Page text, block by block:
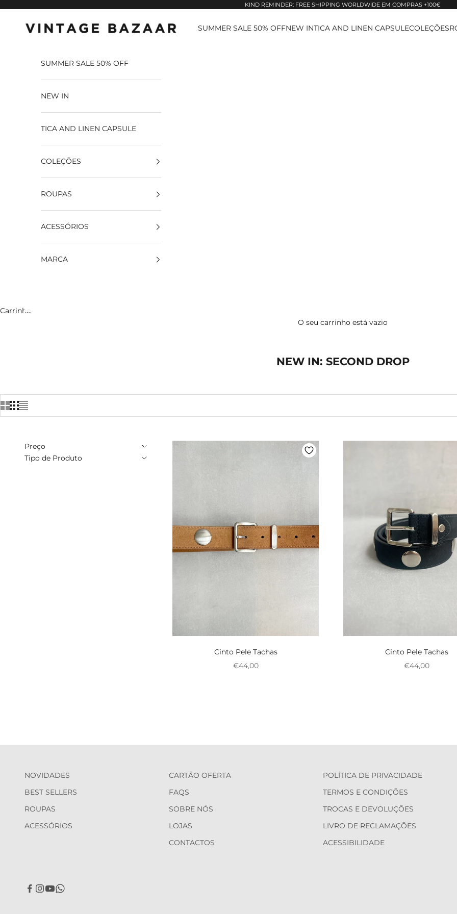
KIND REMINDER: FREE SHIPPING WORLDWIDE EM COMPRAS +100€
Vintage Bazaar SUMMER SALE 50% OFFNEW INTICA AND LINEN CAPSULECOLEÇÕES
SUMMER SALE 50% OFF
NEW IN
TICA AND LINEN CAPSULE
COLEÇÕES
ROUPAS
ACESSÓRIOS
MARCA
Carrinho
O seu carrinho está vazio
NEW IN: SECOND DROP
Preço
Tipo de Produto
Cinto Pele Tachas
Preço promocional
€44,00
Cinto Pele Tachas
Preço
€44,00
NOVIDADES
BEST SELLERS
ROUPAS
ACESSÓRIOS
CARTÃO OFERTA
FAQS
SOBRE NÓS
LOJAS
CONTACTOS
POLÍTICA DE PRIVACIDADE
TERMOS E CONDIÇÕES
TROCAS E DEVOLUÇÕES
LIVRO DE RECLAMAÇÕES
ACESSIBILIDADE